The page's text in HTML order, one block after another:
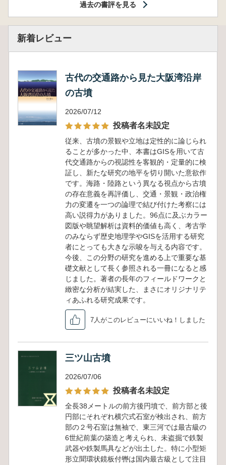
過去の書評を見る
新着レビュー
古代の交通路から見た大阪湾沿岸
の古墳
2026/07/12
投稿者名未設定
従来、古墳の景観や立地は定性的に論じられ
ることが多かった中、本書はGISを用いて古
代交通路からの視認性を客観的・定量的に検
証し、新たな研究の地平を切り開いた意欲作
です。海路・陸路という異なる視点から古墳
の存在意義を再評価し、交通・景観・政治権
力の変遷を一つの論理で結び付けた考察には
高い説得力がありました。96点に及ぶカラー
図版や眺望解析は資料的価値も高く、考古学
のみならず歴史地理学やGISを活用する研究
者にとっても大きな示唆を与える内容です。
今後、この分野の研究を進める上で重要な基
礎文献として長く参照される一冊になると感
じました。著者の長年のフィールドワークと
緻密な分析が結実した、まさにオリジナリテ
ィあふれる研究成果です。
7人がこのレビューにいいね！しました
三ツ山古墳
2026/07/06
投稿者名未設定
全長38メートルの前方後円墳で、前方部と後
円部にそれぞれ横穴式石室が検出され、前方
部の２号石室は無袖で、東三河では最古級の
6世紀前葉の築造と考えられ、未盗掘で鉄製
武器や鉄製馬具などが出土した。特に小型矩
形立聞環状鏡板付轡は国内最古級として注目